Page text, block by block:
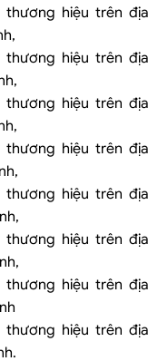
hiệu trên địa
hiệu trên địa
hiệu trên địa
hiệu trên địa
hiệu trên địa
hiệu trên địa
hiệu trên địa
hiệu trên địa